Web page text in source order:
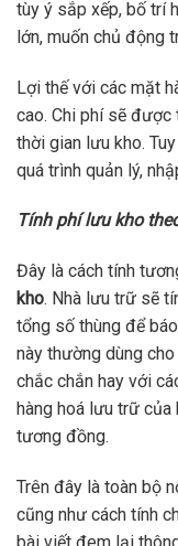
tùy ý sắp xếp, bố trí
lớn, muốn chủ động
Lợi thế với các mặt
cao. Chi phí sẽ được
thời gian lưu kho.
quá trình quản lý,
Tính phí lưu kho
Đây là cách tính
kho. Nhà lưu trữ sẽ
tổng số thùng để
này thường dùng
chắc chắn hay với
hàng hoá lưu trữ
tương đồng.
Trên đây là toàn bộ
cũng như cách tính